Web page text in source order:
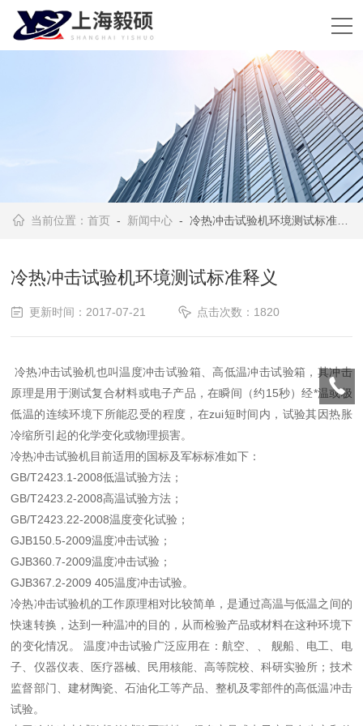
当前位置：首页 - 新闻中心 - 冷热冲击试验机环境测试标准释义
冷热冲击试验机环境测试标准释义
更新时间：2017-07-21 点击次数：1820
冷热冲击试验机也叫温度冲击试验箱、高低温冲击试验箱，其冲击
原理是用于测试复合材料或电子产品，在瞬间（约15秒）经*温或极
低温的连续环境下所能忍受的程度，在zui短时间内，试验其因热胀
冷缩所引起的化学变化或物理损害。
冷热冲击试验机目前适用的国标及军标标准如下：
GB/T2423.1-2008低温试验方法；
GB/T2423.2-2008高温试验方法；
GB/T2423.22-2008温度变化试验；
GJB150.5-2009温度冲击试验；
GJB360.7-2009温度冲击试验；
GJB367.2-2009 405温度冲击试验。
冷热冲击试验机的工作原理相对比较简单，是通过高温与低温之间的
快速转换，达到一种温冲的目的，从而检验产品或材料在这种环境下
的变化情况。 温度冲击试验广泛应用在：航空、、 舰船、电工、电
子、仪器仪表、医疗器械、民用核能、高等院校、科研实验所；技术
监督部门、建材陶瓷、石油化工等产品、整机及零部件的高低温冲击
试验。